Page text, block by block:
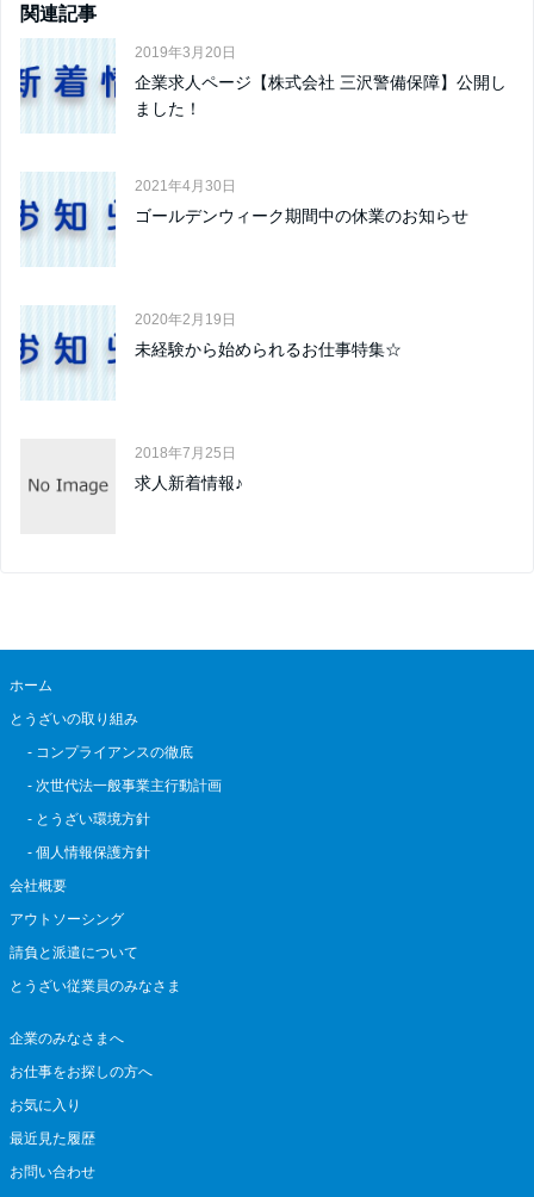
関連記事
2019年3月20日
企業求人ページ【株式会社 三沢警備保障】公開し
ました！
2021年4月30日
ゴールデンウィーク期間中の休業のお知らせ
2020年2月19日
未経験から始められるお仕事特集☆
2018年7月25日
求人新着情報♪
ホーム
とうざいの取り組み
- コンプライアンスの徹底
- 次世代法一般事業主行動計画
- とうざい環境方針
- 個人情報保護方針
会社概要
アウトソーシング
請負と派遣について
とうざい従業員のみなさま
企業のみなさまへ
お仕事をお探しの方へ
お気に入り
最近見た履歴
お問い合わせ